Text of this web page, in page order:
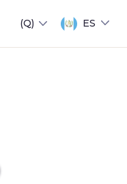
ES